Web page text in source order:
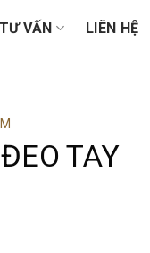
TƯ VẤN LIÊN HỆ
TAY